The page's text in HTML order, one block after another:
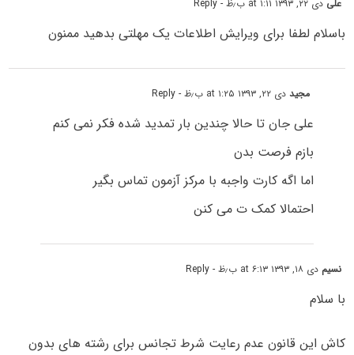
علی دی ۲۲, ۱۳۹۳ at ۱:۱۱ ب٫ظ - Reply
باسلام لطفا برای ویرایش اطلاعات یک مهلتی بدهید ممنون
مجیددی ۲۲, ۱۳۹۳ at ۱:۲۵ ب٫ظ - Reply
علی جان تا حالا چندین بار تمدید شده فکر نمی کنم
بازم فرصت بدن
اما اگه کارت واجبه با مرکز آزمون تماس بگیر
احتمالا کمک ت می کنن
نسیم دی ۱۸, ۱۳۹۳ at ۶:۱۳ ب٫ظ - Reply
با سلام
کاش این قانون عدم رعایت شرط تجانس برای رشته های بدون